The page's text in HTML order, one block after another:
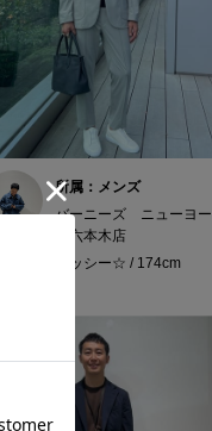
所属：メンズ
バーニーズ ニューヨー
ク六本木店
ホッシー☆ / 174cm